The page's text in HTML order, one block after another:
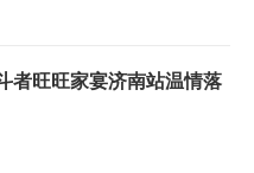
者旺旺家宴济南站温情落